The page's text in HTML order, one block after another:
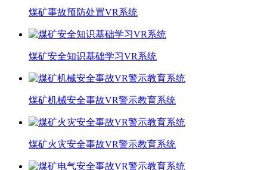
煤矿事故预防处置VR系统
煤矿安全知识基础学习VR系统
煤矿机械安全事故VR警示教育系统
煤矿火灾安全事故VR警示教育系统